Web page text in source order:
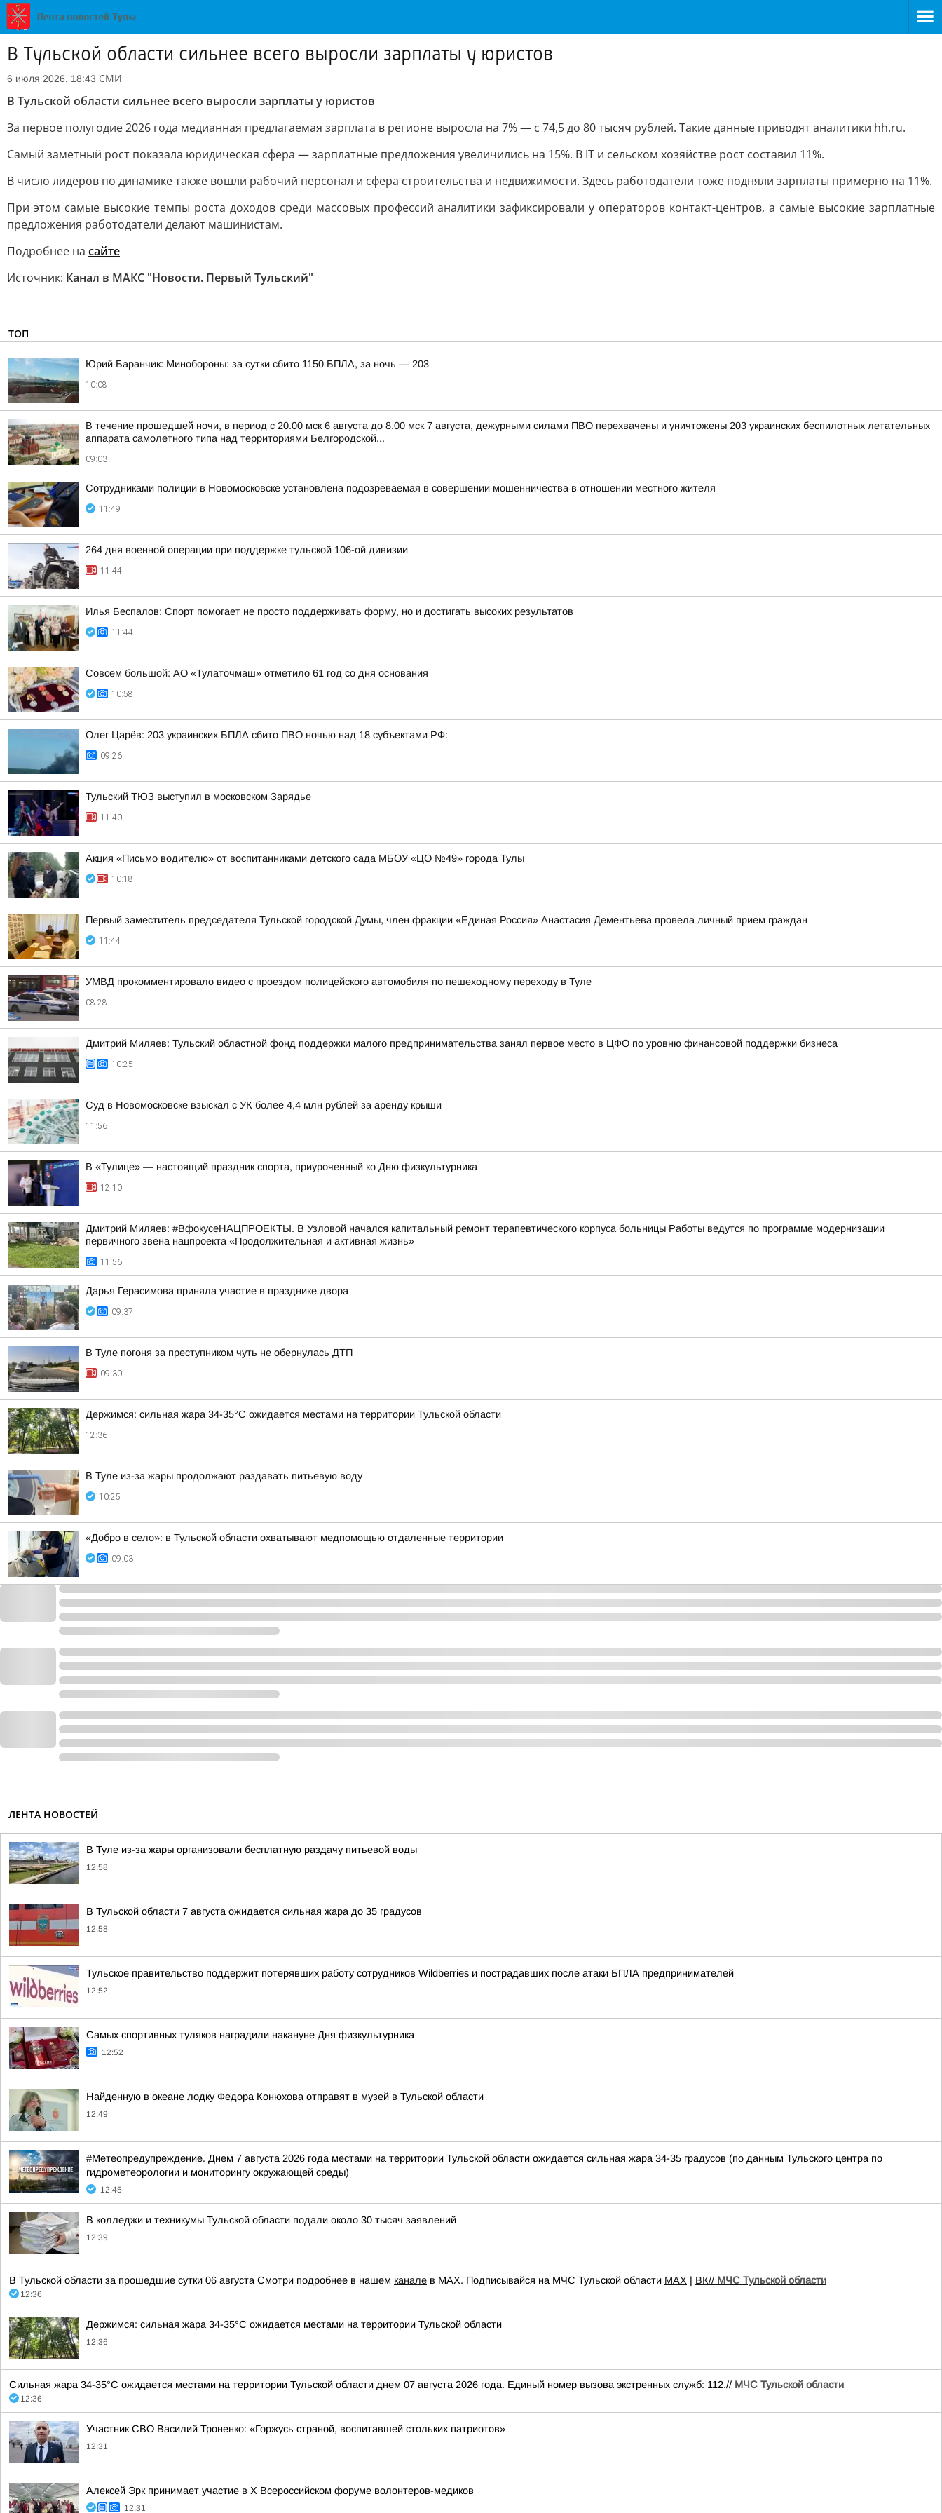
В Тульской области сильнее всего выросли зарплаты у юристов
6 июля 2026, 18:43 СМИ
В Тульской области сильнее всего выросли зарплаты у юристов
За первое полугодие 2026 года медианная предлагаемая зарплата в регионе выросла на 7% — с 74,5 до 80 тысяч рублей. Такие данные приводят аналитики hh.ru.
Самый заметный рост показала юридическая сфера — зарплатные предложения увеличились на 15%. В IT и сельском хозяйстве рост составил 11%.
В число лидеров по динамике также вошли рабочий персонал и сфера строительства и недвижимости. Здесь работодатели тоже подняли зарплаты примерно на 11%.
При этом самые высокие темпы роста доходов среди массовых профессий аналитики зафиксировали у операторов контакт-центров, а самые высокие зарплатные
предложения работодатели делают машинистам.
Подробнее на сайте
Источник: Канал в МАКС "Новости. Первый Тульский"
ТОП
Юрий Баранчик: Минобороны: за сутки сбито 1150 БПЛА, за ночь — 203
10:08
В течение прошедшей ночи, в период с 20.00 мск 6 августа до 8.00 мск 7 августа, дежурными силами ПВО перехвачены и уничтожены 203 украинских беспилотных летательных
аппарата самолетного типа над территориями Белгородской...
09:03
Сотрудниками полиции в Новомосковске установлена подозреваемая в совершении мошенничества в отношении местного жителя
11:49
264 дня военной операции при поддержке тульской 106-ой дивизии
11:44
Илья Беспалов: Спорт помогает не просто поддерживать форму, но и достигать высоких результатов
11:44
Совсем большой: АО «Тулаточмаш» отметило 61 год со дня основания
10:58
Олег Царёв: 203 украинских БПЛА сбито ПВО ночью над 18 субъектами РФ:
09:26
Тульский ТЮЗ выступил в московском Зарядье
11:40
Акция «Письмо водителю» от воспитанниками детского сада МБОУ «ЦО №49» города Тулы
10:18
Первый заместитель председателя Тульской городской Думы, член фракции «Единая Россия» Анастасия Дементьева провела личный прием граждан
11:44
УМВД прокомментировало видео с проездом полицейского автомобиля по пешеходному переходу в Туле
08:28
Дмитрий Миляев: Тульский областной фонд поддержки малого предпринимательства занял первое место в ЦФО по уровню финансовой поддержки бизнеса
10:25
Суд в Новомосковске взыскал с УК более 4,4 млн рублей за аренду крыши
11:56
В «Тулице» — настоящий праздник спорта, приуроченный ко Дню физкультурника
12:10
Дмитрий Миляев: #ВфокусеНАЦПРОЕКТЫ. В Узловой начался капитальный ремонт терапевтического корпуса больницы Работы ведутся по программе модернизации
первичного звена нацпроекта «Продолжительная и активная жизнь»
11:56
Дарья Герасимова приняла участие в празднике двора
09:37
В Туле погоня за преступником чуть не обернулась ДТП
09:30
Держимся: сильная жара 34-35°С ожидается местами на территории Тульской области
12:36
В Туле из-за жары продолжают раздавать питьевую воду
10:25
«Добро в село»: в Тульской области охватывают медпомощью отдаленные территории
09:03
ЛЕНТА НОВОСТЕЙ
В Туле из-за жары организовали бесплатную раздачу питьевой воды
12:58
В Тульской области 7 августа ожидается сильная жара до 35 градусов
12:58
Тульское правительство поддержит потерявших работу сотрудников Wildberries и пострадавших после атаки БПЛА предпринимателей
12:52
Самых спортивных туляков наградили накануне Дня физкультурника
12:52
Найденную в океане лодку Федора Конюхова отправят в музей в Тульской области
12:49
#Метеопредупреждение. Днем 7 августа 2026 года местами на территории Тульской области ожидается сильная жара 34-35 градусов (по данным Тульского центра по
гидрометеорологии и мониторингу окружающей среды)
12:45
В колледжи и техникумы Тульской области подали около 30 тысяч заявлений
12:39
В Тульской области за прошедшие сутки 06 августа Смотри подробнее в нашем канале в МАХ. Подписывайся на МЧС Тульской области MAX | ВК// МЧС Тульской области
12:36
Держимся: сильная жара 34-35°С ожидается местами на территории Тульской области
12:36
Сильная жара 34-35°С ожидается местами на территории Тульской области днем 07 августа 2026 года. Единый номер вызова экстренных служб: 112.// МЧС Тульской области
12:36
Участник СВО Василий Троненко: «Горжусь страной, воспитавшей стольких патриотов»
12:31
Алексей Эрк принимает участие в X Всероссийском форуме волонтеров-медиков
12:31